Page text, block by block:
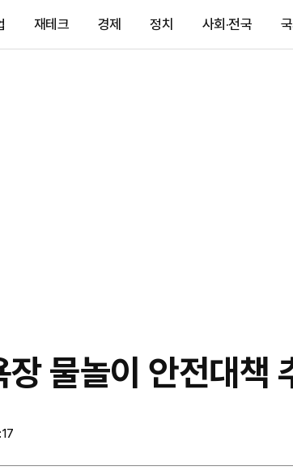
재테크 경제 정치 사회·전국 국
물놀이 안전대책